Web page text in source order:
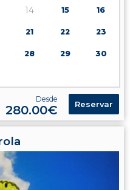
14 15 16
21 22 23
28 29 30
Desde
280.00€ Reservar